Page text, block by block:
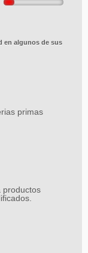
en algunos de sus
primas
productos